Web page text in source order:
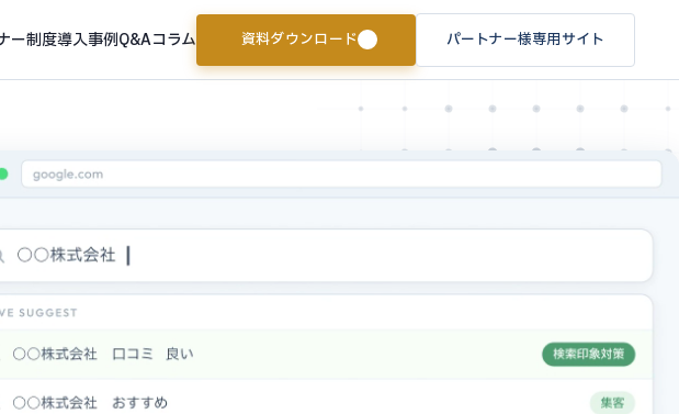
ー制度導入事例Q&Aコラム 資料ダウンロード パートナー様専用サイト